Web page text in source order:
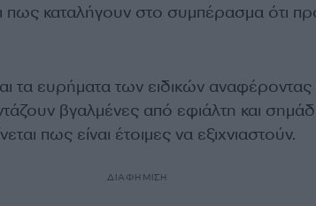
πως καταλήγουν στο συμπέρασμα ότι
τα ευρήματα των ειδικών
βγαλμένες από εφιάλτη και
πως είναι έτοιμες να εξιχνιαστούν.
ΔΙΑΦΗΜΙΣΗ